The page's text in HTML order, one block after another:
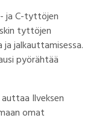
ja C-tyttöjen
tyttöjen
ja jalkauttamisessa.
pyörähtää
Ilveksen
omat